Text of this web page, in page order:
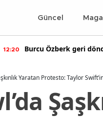
Güncel
12:20 Burcu Özberk geri
Yaratan Protesto: Taylor